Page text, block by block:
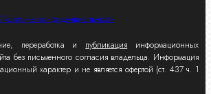
Политика конфиденциальности
переработка и публикация информационных
без письменного согласия владельца. Информация
характер и не является офертой (ст. 437 ч. 1